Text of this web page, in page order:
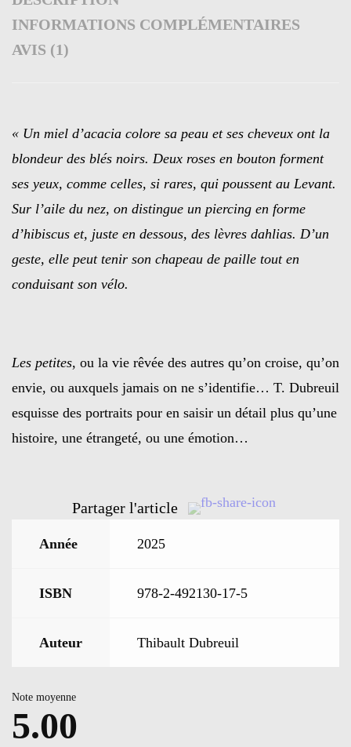
INFORMATIONS COMPLÉMENTAIRES
AVIS (1)
« Un miel d’acacia colore sa peau et ses cheveux ont la
blondeur des blés noirs. Deux roses en bouton forment
ses yeux, comme celles, si rares, qui poussent au Levant.
Sur l’aile du nez, on distingue un piercing en forme
d’hibiscus et, juste en dessous, des lèvres dahlias. D’un
geste, elle peut tenir son chapeau de paille tout en
conduisant son vélo.
Les petites, ou la vie rêvée des autres qu’on croise, qu’on
envie, ou auxquels jamais on ne s’identifie… T. Dubreuil
esquisse des portraits pour en saisir un détail plus qu’une
histoire, une étrangeté, ou une émotion…
Partager l'article
Année 2025
ISBN 978-2-492130-17-5
Auteur Thibault Dubreuil
Note moyenne
5.00